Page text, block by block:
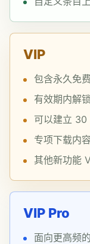
VIP
包含永久免
有效期内解
可以建立
专项下载内
其他新功能
VIP Pro
面向更高频